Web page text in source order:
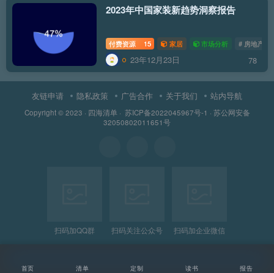
2023年中国家装新趋势洞察报告
付费资源 15 家居 市场分析 # 房地产
23年12月23日 78
友链申请 隐私政策 广告合作 关于我们 站内导航
Copyright © 2023 · 四海清单· 苏ICP备2022045967号-1 · 苏公网安备
32050802011651号
扫码加QQ群 扫码关注公众号 扫码加企业微信
首页 清单 定制 读书 报告